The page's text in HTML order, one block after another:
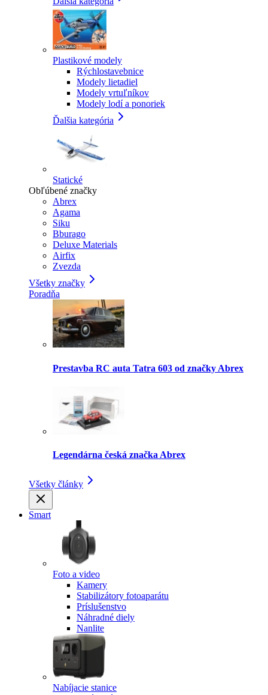
Plastikové modely
Rýchlostavebnice
Modely lietadiel
Modely vrtuľníkov
Modely lodí a ponoriek
Ďalšia kategória
Statické
Obľúbené značky
Abrex
Agama
Siku
Bburago
Deluxe Materials
Airfix
Zvezda
Všetky značky
Poradňa
Prestavba RC auta Tatra 603 od značky Abrex
Legendárna česká značka Abrex
Všetky články
Smart
Foto a video
Kamery
Stabilizátory fotoaparátu
Príslušenstvo
Náhradné diely
Nanlite
Nabíjacie stanice